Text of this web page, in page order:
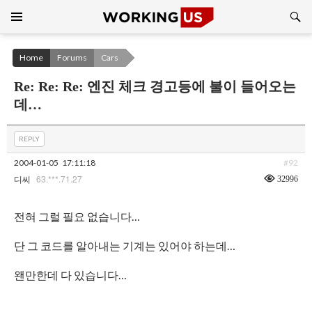
CONTENT
Home Forums Cars
Re: Re: Re: 엔진 체크 경고등에 불이 들어오는
데…
REPLY
2004-01-05 17:11:18 #92
디씨 63.***.71.27 32996
전혀 그럴 필요 없습니다…
단 그 코드를 알아내는 기계는 있어야 하는데…
왠만한데 다 있습니다…